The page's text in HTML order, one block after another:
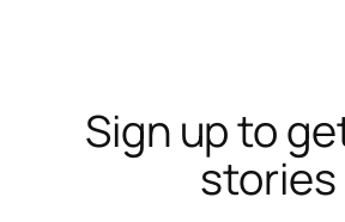
Sign up to
stories